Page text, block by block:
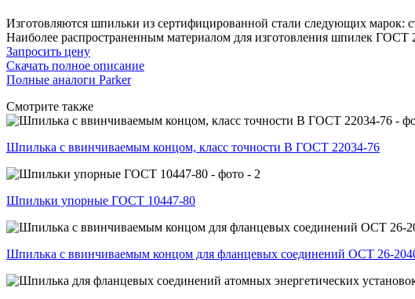
Изготовляются шпильки из сертифицированной стали следующих марок:
Наиболее распространенным материалом для изготовления шпилек ГОСТ
Запросить цену
Скачать полное описание
Полные аналоги Parker
Смотрите также
Шпилька с ввинчиваемым концом, класс точности В ГОСТ 22034-76
Шпильки упорные ГОСТ 10447-80
Шпилька с ввинчиваемым концом для фланцевых соединений ОСТ 26-